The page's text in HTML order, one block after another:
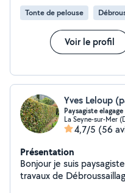
Tonte de pelouse
Voir le profil
Yves Leloup
Paysagiste elagage
La Seyne-sur-Mer
4,7/5 (56
Présentation
Bonjour je suis paysagiste depuis
travaux de Débroussaillage. Taille olivier elagage taille de